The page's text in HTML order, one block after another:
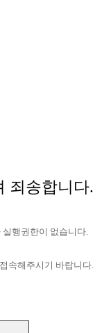
죄송합니다.
행권한이 없습니다.
속해주시기 바랍니다.